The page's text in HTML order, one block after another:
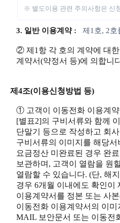
※ 별도이용 관련 주의사항은 신
3. 일반 이용계약 : 제1호, 2호
② 제1항 각 호의 계약에 대
계약서(약정서 등)에 의합니
제4조(이용신청방법 등)
① 고객이 이동전화 이용계
[별표2]의 구비서류와 함께
단말기 등으로 작성하고 회
구비서류의 이미지를 해당
요금정산 미완료된 경우 완
보관하며, 고객이 열람을 원
열람할 수 있습니다. (단, 해
경우 6개월 이내에도 확인이
이용계약서를 정본 또는 사
이동전화 이용계약서의 이
MAIL 보안문서 또는 이동전